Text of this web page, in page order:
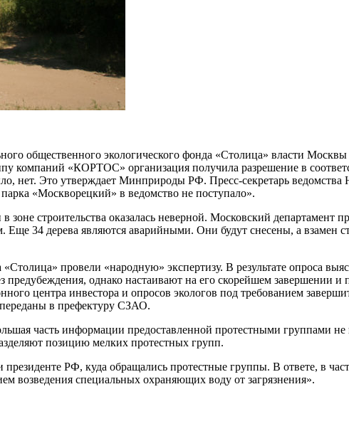
общественного экологического фонда «Столица» власти
компаний «КОРТОС» организация получила разрешение в
нет. Это утверждает Минприроды РФ. Пресс-секретарь ведомства
«Москворецкий» в ведомство не поступало».
строительства оказалась неверной. Московский департамент
34 дерева являются аварийными. Они будут снесены, а взамен
провели «народную» экспертизу. В результате опроса
однако настаивают на его скорейшем завершении и
центра инвестора и опросов экологов под требованием
в префектуру СЗАО.
часть информации предоставленной протестными группами не
позицию мелких протестных групп.
РФ, куда обращались протестные группы. В ответе, в
возведения специальных охраняющих воду от загрязнения».